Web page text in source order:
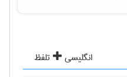
انگلیسی
تلفظ